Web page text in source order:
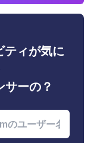
ィが気に
サーの？